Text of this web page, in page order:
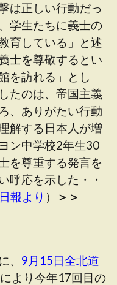
は正しい行動だっ
学生たちに義士の
育している」と述
士を尊敬するとい
を訪れる」とし
たのは、帝国主義
、ありがたい行動
解する日本人が増
ン中学校2年生30
を尊重する発言を
呼応を示した・・
報より ） ＞＞
、 9月15日全北道
より今年17回目の